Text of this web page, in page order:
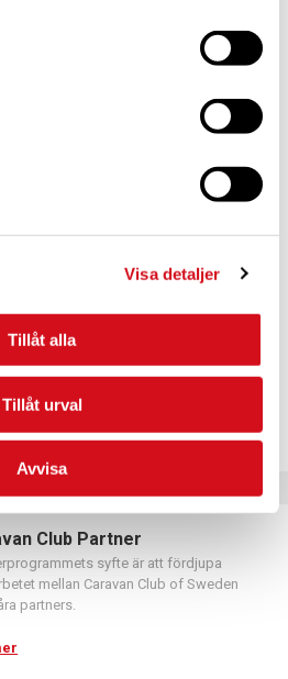
Visa detaljer
Tillåt alla
Tillåt urval
Avvisa
och följ anvisningarna.
Club Partner
syfte är att fördjupa
mellan Caravan Club of Sweden
partners.